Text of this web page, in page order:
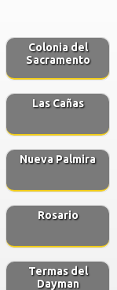
Colonia del
Sacramento
Las Cañas
Nueva Palmira
Rosario
Termas del
Dayman